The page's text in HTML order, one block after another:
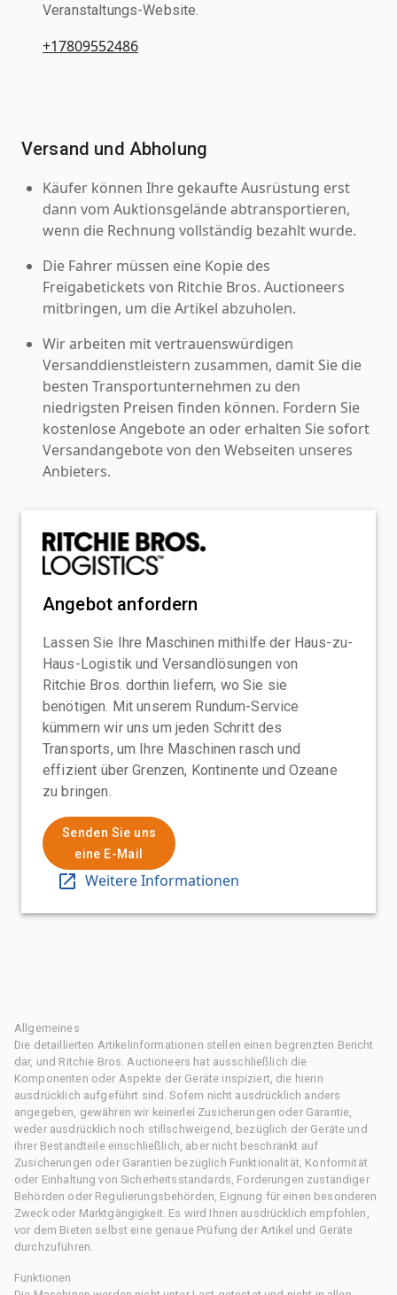
Veranstaltungs-Website.
+17809552486
Versand und Abholung
Käufer können Ihre gekaufte Ausrüstung erst
dann vom Auktionsgelände abtransportieren,
wenn die Rechnung vollständig bezahlt wurde.
Die Fahrer müssen eine Kopie des
Freigabetickets von Ritchie Bros. Auctioneers
mitbringen, um die Artikel abzuholen.
Wir arbeiten mit vertrauenswürdigen
Versanddienstleistern zusammen, damit Sie die
besten Transportunternehmen zu den
niedrigsten Preisen finden können. Fordern Sie
kostenlose Angebote an oder erhalten Sie sofort
Versandangebote von den Webseiten unseres
Anbieters.
Angebot anfordern
Lassen Sie Ihre Maschinen mithilfe der Haus-zu-
Haus-Logistik und Versandlösungen von
Ritchie Bros. dorthin liefern, wo Sie sie
benötigen. Mit unserem Rundum-Service
kümmern wir uns um jeden Schritt des
Transports, um Ihre Maschinen rasch und
effizient über Grenzen, Kontinente und Ozeane
zu bringen.
Senden Sie uns
eine E-Mail
Weitere Informationen
Allgemeines
Die detaillierten Artikelinformationen stellen einen begrenzten Bericht
dar, und Ritchie Bros. Auctioneers hat ausschließlich die
Komponenten oder Aspekte der Geräte inspiziert, die hierin
ausdrücklich aufgeführt sind. Sofern nicht ausdrücklich anders
angegeben, gewähren wir keinerlei Zusicherungen oder Garantie,
weder ausdrücklich noch stillschweigend, bezüglich der Geräte und
ihrer Bestandteile einschließlich, aber nicht beschränkt auf
Zusicherungen oder Garantien bezüglich Funktionalität, Konformität
oder Einhaltung von Sicherheitsstandards, Forderungen zuständiger
Behörden oder Regulierungsbehörden, Eignung für einen besonderen
Zweck oder Marktgängigkeit. Es wird Ihnen ausdrücklich empfohlen,
vor dem Bieten selbst eine genaue Prüfung der Artikel und Geräte
durchzuführen.
Funktionen